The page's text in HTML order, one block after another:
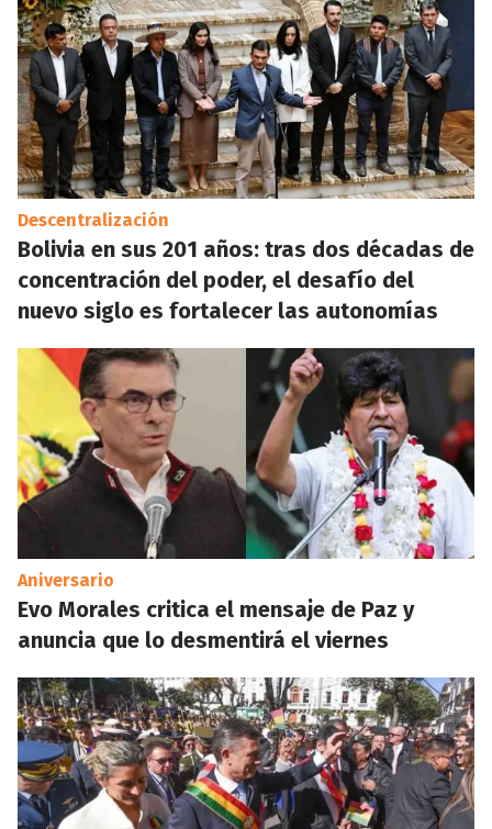
Descentralización
Bolivia en sus 201 años: tras dos décadas de
concentración del poder, el desafío del
nuevo siglo es fortalecer las autonomías
Aniversario
Evo Morales critica el mensaje de Paz y
anuncia que lo desmentirá el viernes